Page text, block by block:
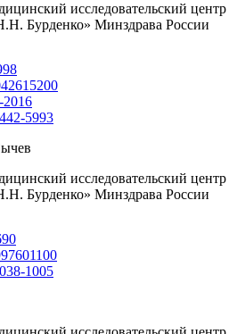
исследовательский центр
Бурденко» Минздрава России
2016
5993
исследовательский центр
Бурденко» Минздрава России
1005